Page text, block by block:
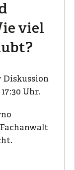
viel
Diskussion
Uhr.